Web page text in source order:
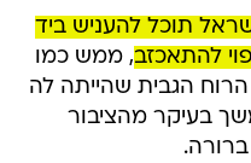
תוכל להעניש ביד
להתאכזב, ממש כמו
הגבית שהייתה לה
בעיקר מהציבור